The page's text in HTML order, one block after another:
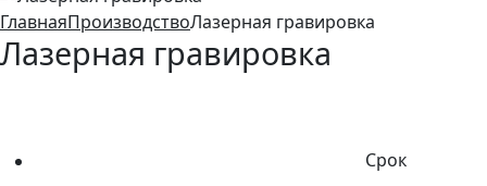
ГлавнаяПроизводствоЛазерная гравировка
Лазерная гравировка
Срок